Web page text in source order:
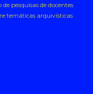
pesquisas de docentes
temáticas arquivísticas .